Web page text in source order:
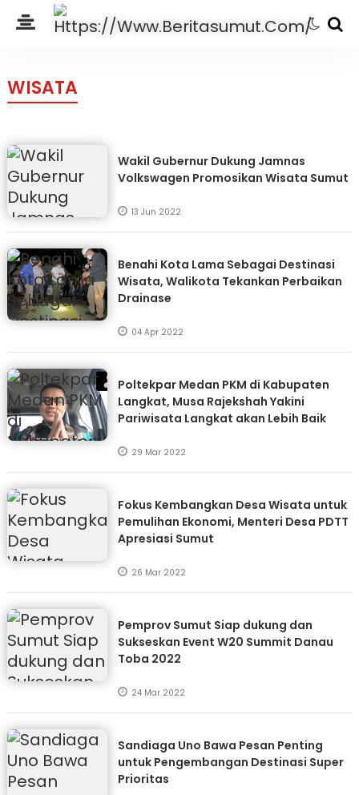
WISATA
Wakil Gubernur Dukung Jamnas
Volkswagen Promosikan Wisata Sumut
13 Jun 2022
Benahi Kota Lama Sebagai Destinasi
Wisata, Walikota Tekankan Perbaikan
Drainase
04 Apr 2022
Poltekpar Medan PKM di Kabupaten
Langkat, Musa Rajekshah Yakini
Pariwisata Langkat akan Lebih Baik
29 Mar 2022
Fokus Kembangkan Desa Wisata untuk
Pemulihan Ekonomi, Menteri Desa PDTT
Apresiasi Sumut
26 Mar 2022
Pemprov Sumut Siap dukung dan
Sukseskan Event W20 Summit Danau
Toba 2022
24 Mar 2022
Sandiaga Uno Bawa Pesan Penting
untuk Pengembangan Destinasi Super
Prioritas